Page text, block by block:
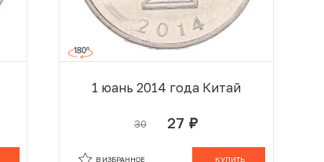
1 юань 2014 года Китай
30 27 руб.
КУПИТЬ
В ИЗБРАННОЕ